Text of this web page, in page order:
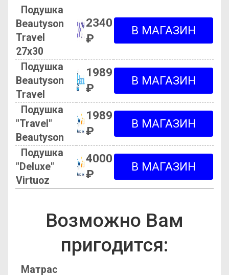
Подушка
Beautyson
Travel
27х30
2340
₽
Подушка
Beautyson
Travel
1989
₽
Подушка
"Travel"
Beautyson
1989
₽
Подушка
"Deluxe"
Virtuoz
4000
₽
Возможно Вам
пригодится:
Матрас